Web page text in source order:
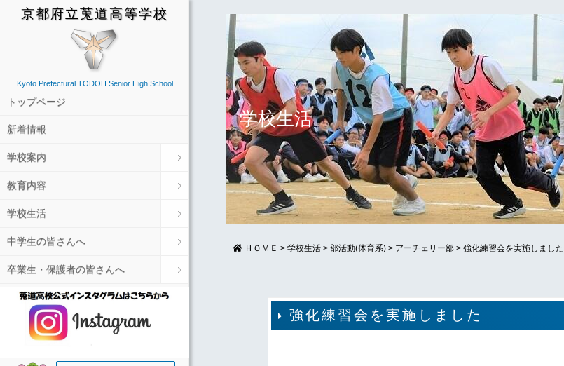
京都府立莵道高等学校
Kyoto Prefectural TODOH Senior High School
トップページ
新着情報
学校案内
教育内容
学校生活
中学生の皆さんへ
卒業生・保護者の皆さんへ
学校生活
ＨＯＭＥ > 学校生活 > 部活動(体育系) > アーチェリー部 > 強化練習会を実施しました
強化練習会を実施しました